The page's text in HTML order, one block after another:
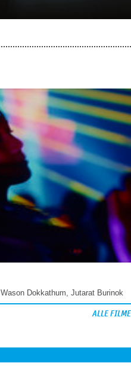
Wason Dokkathum, Jutarat Burinok
ALLE FILME